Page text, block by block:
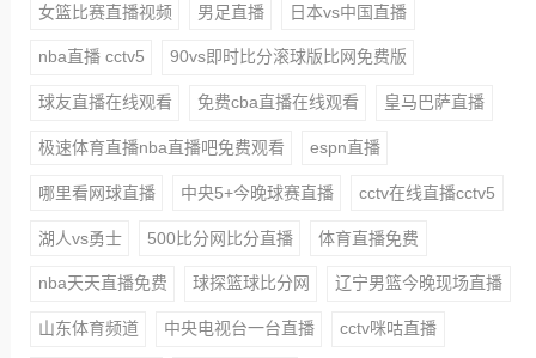
女篮比赛直播视频 男足直播 日本vs中国直播
nba直播 cctv5 90vs即时比分滚球版比网免费版
球友直播在线观看 免费cba直播在线观看 皇马巴萨直播
极速体育直播nba直播吧免费观看 espn直播
哪里看网球直播 中央5+今晚球赛直播 cctv在线直播cctv5
湖人vs勇士 500比分网比分直播 体育直播免费
nba天天直播免费 球探篮球比分网 辽宁男篮今晚现场直播
山东体育频道 中央电视台一台直播 cctv咪咕直播